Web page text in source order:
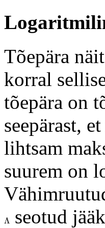
Tõepära
korral
tõepära on
seepärast,
lihtsam
suurem on
Λ
Λ seotud